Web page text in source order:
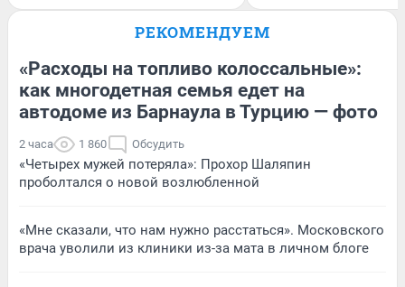
РЕКОМЕНДУЕМ
«Расходы на топливо колоссальные»:
как многодетная семья едет на
автодоме из Барнаула в Турцию — фото
2 часа 1 860 Обсудить
«Четырех мужей потеряла»: Прохор Шаляпин
проболтался о новой возлюбленной
«Мне сказали, что нам нужно расстаться». Московского
врача уволили из клиники из-за мата в личном блоге